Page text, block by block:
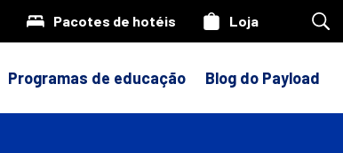
Pacotes de hotéis Loja
em
site
Programas de educação Blog do Payload